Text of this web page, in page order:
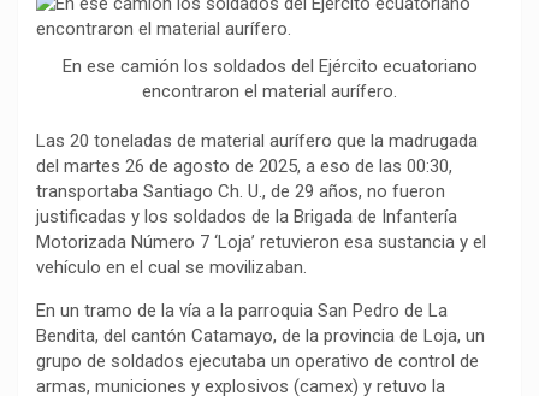
k
p
m
k
i
En ese camión los soldados del Ejército ecuatoriano
encontraron el material aurífero.
Las 20 toneladas de material aurífero que la madrugada
del martes 26 de agosto de 2025, a eso de las 00:30,
transportaba Santiago Ch. U., de 29 años, no fueron
justificadas y los soldados de la Brigada de Infantería
Motorizada Número 7 ‘Loja’ retuvieron esa sustancia y el
vehículo en el cual se movilizaban.
En un tramo de la vía a la parroquia San Pedro de La
Bendita, del cantón Catamayo, de la provincia de Loja, un
grupo de soldados ejecutaba un operativo de control de
armas, municiones y explosivos (camex) y retuvo la